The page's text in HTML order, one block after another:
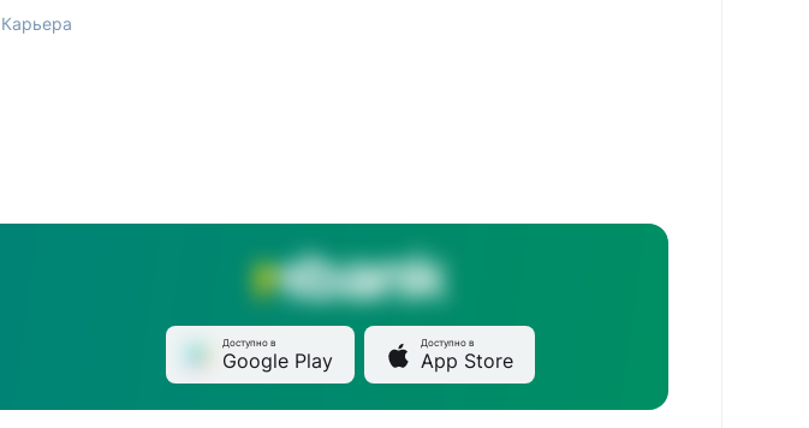
Карьера
Доступно в
Google Play
Доступно в
App Store